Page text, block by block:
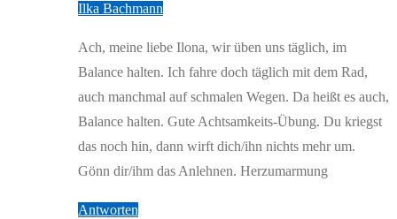
Ilka Bachmann
Ach, meine liebe Ilona, wir üben uns täglich, im
Balance halten. Ich fahre doch täglich mit dem Rad,
auch manchmal auf schmalen Wegen. Da heißt es auch,
Balance halten. Gute Achtsamkeits-Übung. Du kriegst
das noch hin, dann wirft dich/ihn nichts mehr um.
Gönn dir/ihm das Anlehnen. Herzumarmung
Antworten